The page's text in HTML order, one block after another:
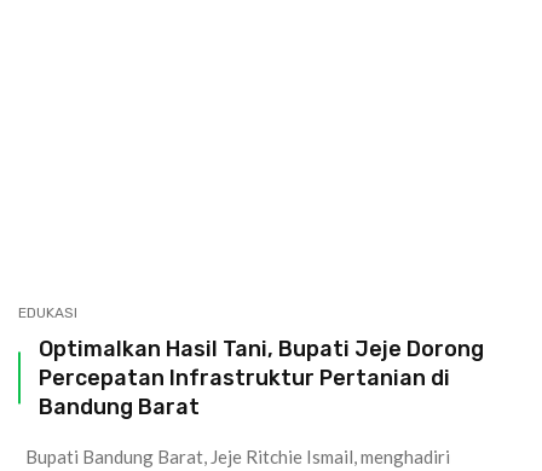
EDUKASI
Optimalkan Hasil Tani, Bupati Jeje Dorong
Percepatan Infrastruktur Pertanian di
Bandung Barat
Bupati Bandung Barat, Jeje Ritchie Ismail, menghadiri